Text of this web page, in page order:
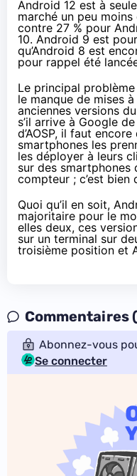
Android 12 est à
marché un peu moins
contre 27 % pour
10. Android 9 est
qu’Android 8 est
pour rappel été
Le principal
le manque de mises
anciennes versions
s’il arrive à Google
d’AOSP, il faut
smartphones les
les déployer à leurs
sur des smartphones
compteur ; c’est bien
Quoi qu’il en soit,
majoritaire pour le
elles deux, ces
sur un terminal sur
troisième position et
Commentaires
Abonnez-vous
Se connecter